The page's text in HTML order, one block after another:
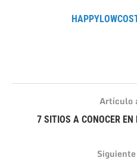
Artículo
7 SITIOS A CONOCER